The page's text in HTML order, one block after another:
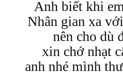
Anh biết khi
Nhân gian xa
nên cho
xin chớ nhạt
anh nhé mình